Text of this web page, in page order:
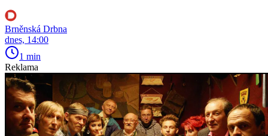
Brněnská Drbna
dnes, 14:00
1 min
Reklama